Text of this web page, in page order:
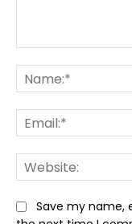
Save my name,